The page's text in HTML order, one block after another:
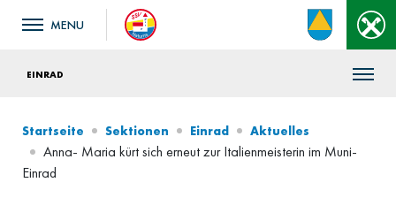
EINRAD
Startseite Sektionen Einrad Aktuelles
Anna- Maria kürt sich erneut zur Italienmeisterin im Muni-
Einrad